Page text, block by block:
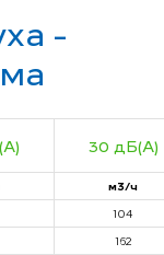
-
30 дБ(А)
м3/ч
104
162